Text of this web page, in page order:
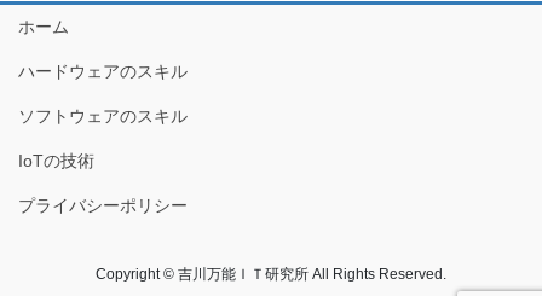
ホーム
ハードウェアのスキル
ソフトウェアのスキル
IoTの技術
プライバシーポリシー
Copyright © 吉川万能ＩＴ研究所 All Rights Reserved.